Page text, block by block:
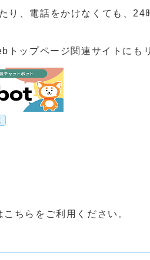
り、電話をかけなくても、
トップページ関連サイトにも
ちらをご利用ください。